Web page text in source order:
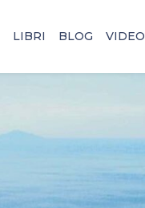
LIBRI BLOG VIDEO